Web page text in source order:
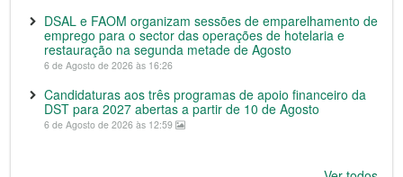
DSAL e FAOM organizam sessões de emparelhamento de
emprego para o sector das operações de hotelaria e
restauração na segunda metade de Agosto
6 de Agosto de 2026 às 16:26
Candidaturas aos três programas de apoio financeiro da
DST para 2027 abertas a partir de 10 de Agosto
6 de Agosto de 2026 às 12:59